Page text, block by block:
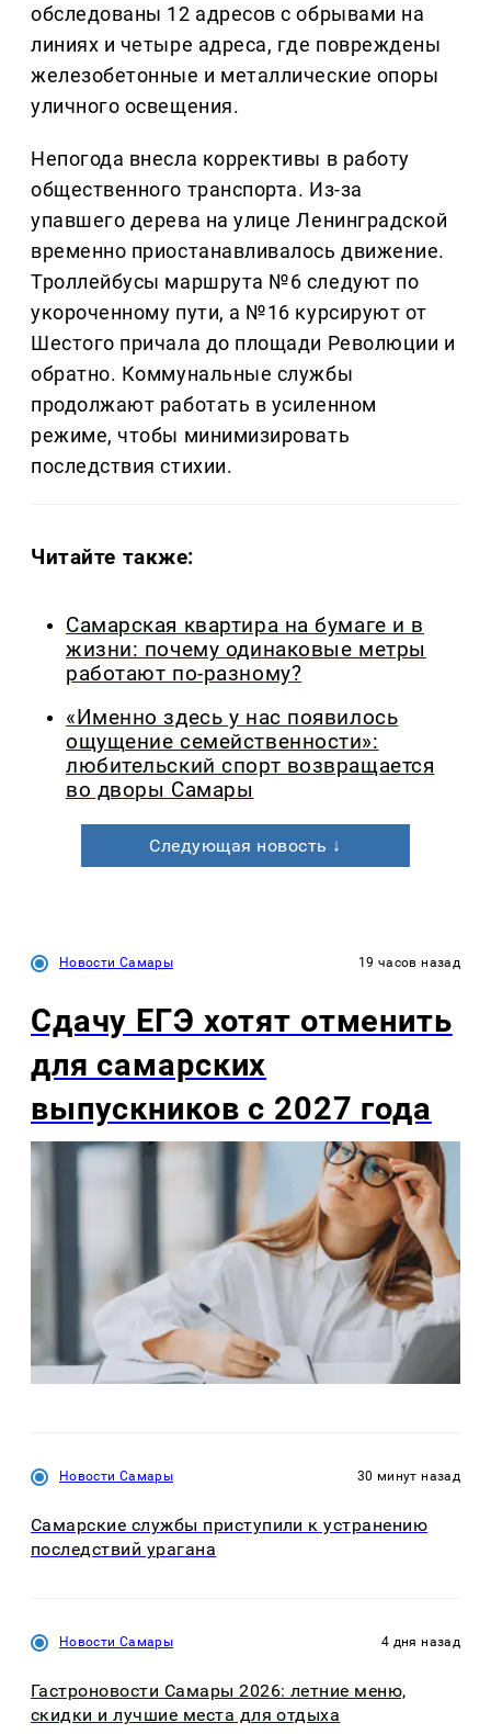
обследованы 12 адресов с обрывами на
линиях и четыре адреса, где повреждены
железобетонные и металлические опоры
уличного освещения.
Непогода внесла коррективы в работу
общественного транспорта. Из-за
упавшего дерева на улице Ленинградской
временно приостанавливалось движение.
Троллейбусы маршрута №6 следуют по
укороченному пути, а №16 курсируют от
Шестого причала до площади Революции и
обратно. Коммунальные службы
продолжают работать в усиленном
режиме, чтобы минимизировать
последствия стихии.
Читайте также:
Самарская квартира на бумаге и в
жизни: почему одинаковые метры
работают по-разному?
«Именно здесь у нас появилось
ощущение семейственности»:
любительский спорт возвращается
во дворы Самары
Следующая новость ↓
Новости Самары 19 часов назад
Сдачу ЕГЭ хотят отменить
для самарских
выпускников с 2027 года
Новости Самары 30 минут назад
Самарские службы приступили к устранению
последствий урагана
Новости Самары 4 дня назад
Гастроновости Самары 2026: летние меню,
скидки и лучшие места для отдыха